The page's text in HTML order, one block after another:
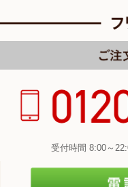
受付時間 8:00～